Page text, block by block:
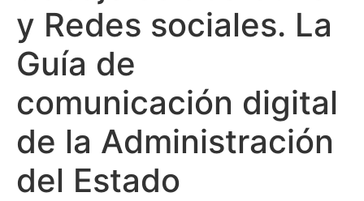
y Redes sociales. La
Guía de
comunicación digital
de la Administración
del Estado